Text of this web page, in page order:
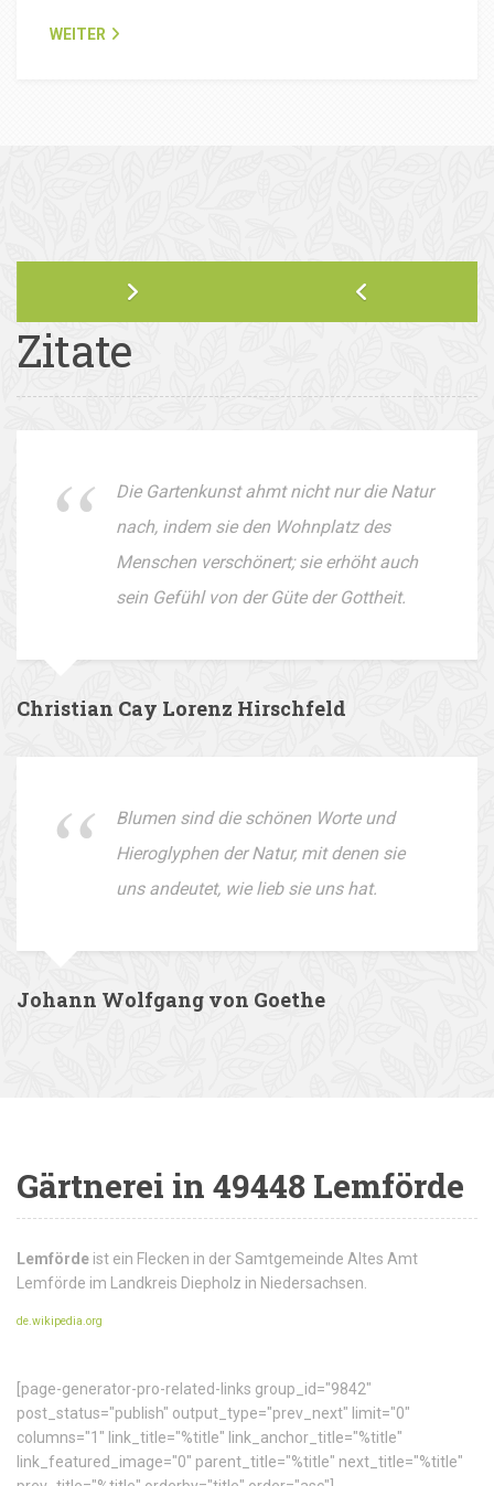
WEITER
Zitate
Die Gartenkunst ahmt nicht nur die Natur
nach, indem sie den Wohnplatz des
Menschen verschönert; sie erhöht auch
sein Gefühl von der Güte der Gottheit.
Christian Cay Lorenz Hirschfeld
Blumen sind die schönen Worte und
Hieroglyphen der Natur, mit denen sie
uns andeutet, wie lieb sie uns hat.
Johann Wolfgang von Goethe
Gärtnerei in 49448 Lemförde
Lemförde ist ein Flecken in der Samtgemeinde Altes Amt
Lemförde im Landkreis Diepholz in Niedersachsen.
de.wikipedia.org
[page-generator-pro-related-links group_id="9842"
post_status="publish" output_type="prev_next" limit="0"
columns="1" link_title="%title" link_anchor_title="%title"
link_featured_image="0" parent_title="%title" next_title="%title"